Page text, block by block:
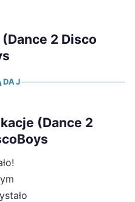
2 Disco
(Dance 2